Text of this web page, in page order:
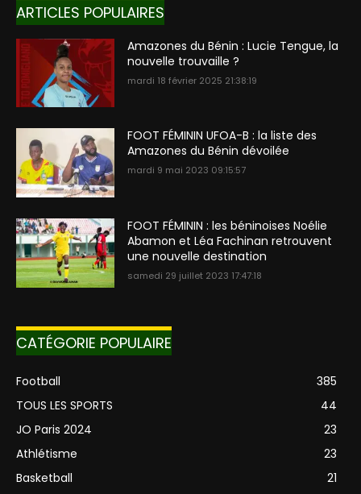
ARTICLES POPULAIRES
Amazones du Bénin : Lucie Tengue, la
nouvelle trouvaille ?
mardi 18 février 2025 21:38:19
FOOT FÉMININ UFOA-B : la liste des
Amazones du Bénin dévoilée
mardi 9 mai 2023 09:15:57
FOOT FÉMININ : les béninoises Noélie
Abamon et Léa Fachinan retrouvent
une nouvelle destination
samedi 29 juillet 2023 17:47:18
CATÉGORIE POPULAIRE
Football
385
TOUS LES SPORTS
44
JO Paris 2024
23
Athlétisme
23
Basketball
21